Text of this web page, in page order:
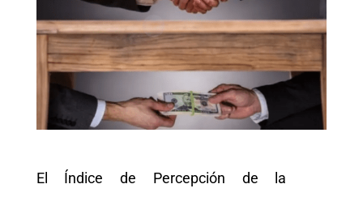
El Índice de Percepción de la